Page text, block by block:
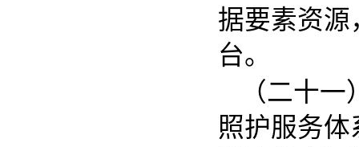
据要素资
台。
（二十
照护服务